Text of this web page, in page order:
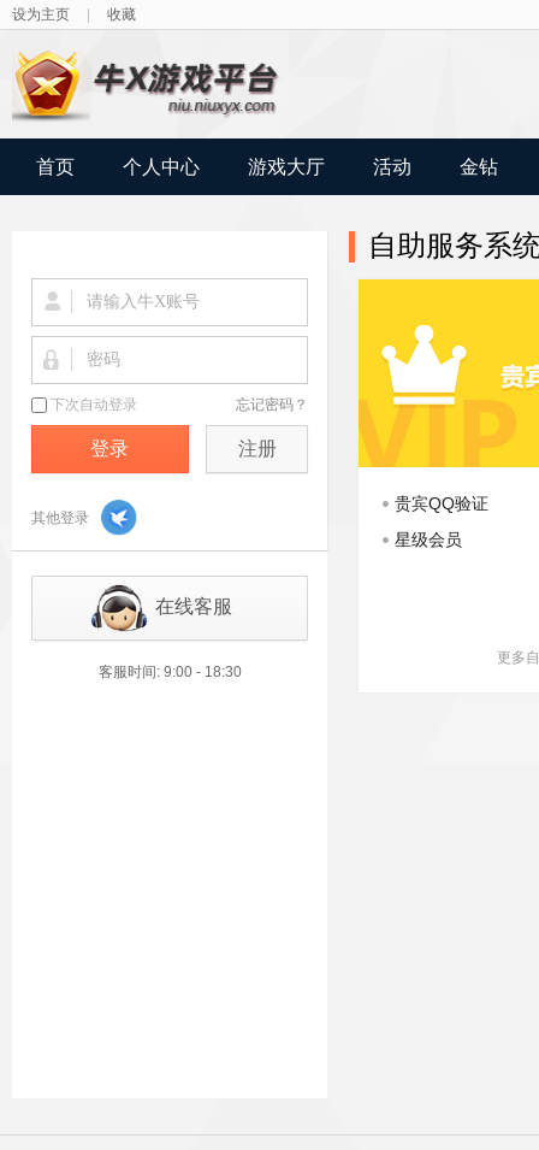
设为主页 收藏
首页 个人中心 游戏大厅 活动 金钻
注册
在线客服
客服时间: 9:00 - 18:30
自助服务系
贵宾服务贵宾QQ验证
星级会员
更多